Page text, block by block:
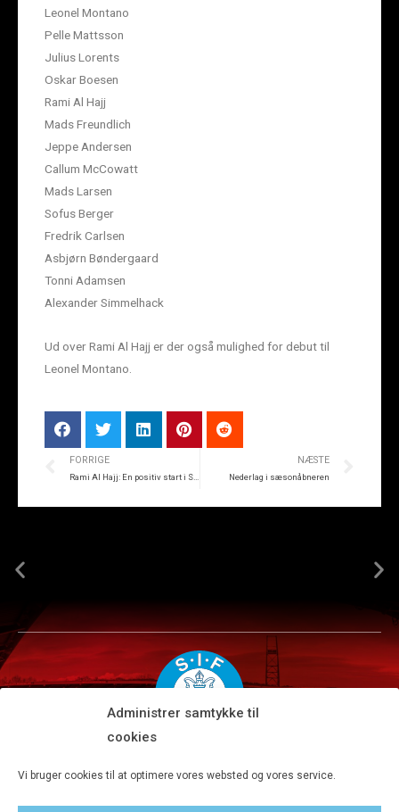
Administrer samtykke til
cookies
Vi bruger cookies til at optimere vores websted og vores service.
Leonel Montano
Pelle Mattsson
Julius Lorents
Oskar Boesen
Rami Al Hajj
Mads Freundlich
Jeppe Andersen
Callum McCowatt
Mads Larsen
Sofus Berger
Fredrik Carlsen
Asbjørn Bøndergaard
Tonni Adamsen
Alexander Simmelhack
Ud over Rami Al Hajj er der også mulighed for debut til
Leonel Montano.
FORRIGE NÆSTE
Nederlag i sæsonåbneren
Tlf 8680 4477 · Fax 8680 4647 · Kontortid man-fre kl. 9-15